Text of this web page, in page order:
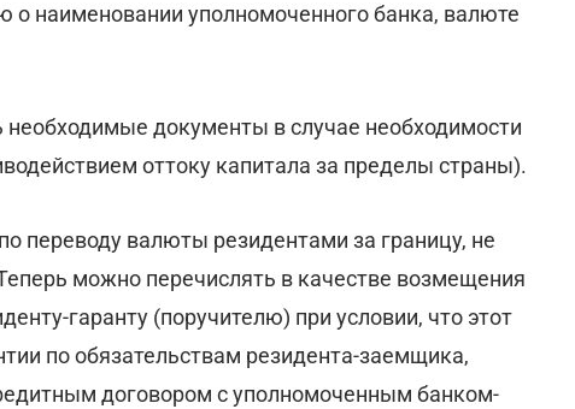
наименовании уполномоченного банка, валюте
документы в случае необходимости
оттоку капитала за пределы страны).
переводу валюты резидентами за границу, не
можно перечислять в качестве возмещения
гаранту (поручителю) при условии, что этот
по обязательствам резидента-заемщика,
договором с уполномоченным банком-